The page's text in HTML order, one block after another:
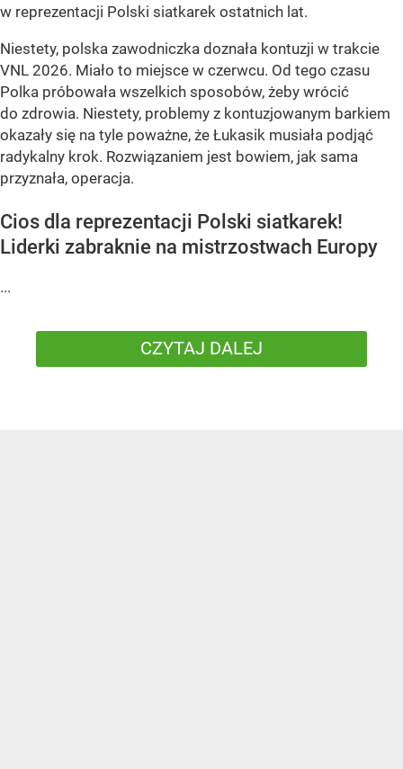
w reprezentacji Polski siatkarek ostatnich lat.
Niestety, polska zawodniczka doznała kontuzji w trakcie
VNL 2026. Miało to miejsce w czerwcu. Od tego czasu
Polka próbowała wszelkich sposobów, żeby wrócić
do zdrowia. Niestety, problemy z kontuzjowanym barkiem
okazały się na tyle poważne, że Łukasik musiała podjąć
radykalny krok. Rozwiązaniem jest bowiem, jak sama
przyznała, operacja.
Cios dla reprezentacji Polski siatkarek!
Liderki zabraknie na mistrzostwach Europy
...
CZYTAJ DALEJ